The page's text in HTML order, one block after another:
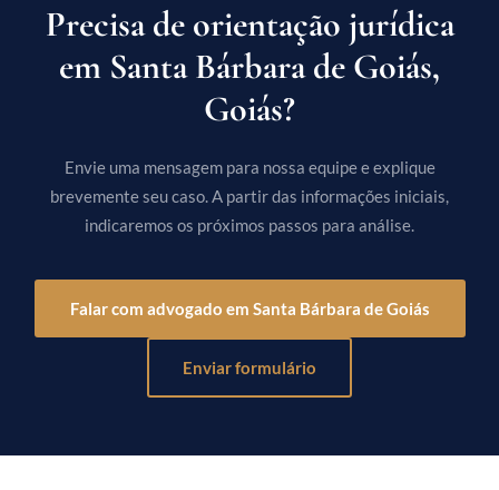
Precisa de orientação jurídica
em Santa Bárbara de Goiás,
Goiás?
Envie uma mensagem para nossa equipe e explique
brevemente seu caso. A partir das informações iniciais,
indicaremos os próximos passos para análise.
Falar com advogado em Santa Bárbara de Goiás
Enviar formulário